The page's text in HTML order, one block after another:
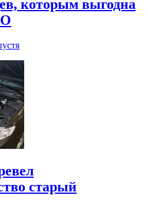
которым выгодна
старый